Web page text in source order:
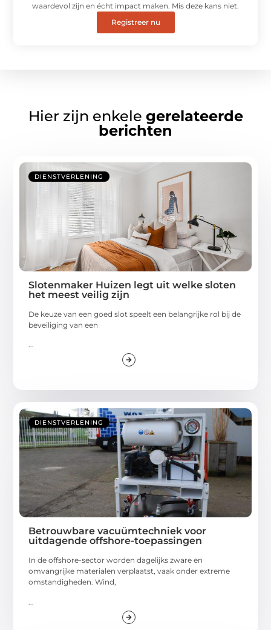
waardevol zijn en écht impact maken. Mis deze kans niet.
Registreer nu
Hier zijn enkele gerelateerde
berichten
DIENSTVERLENING
Slotenmaker Huizen legt uit welke sloten
het meest veilig zijn
De keuze van een goed slot speelt een belangrijke rol bij de
beveiliging van een
...
DIENSTVERLENING
Betrouwbare vacuümtechniek voor
uitdagende offshore-toepassingen
In de offshore-sector worden dagelijks zware en
omvangrijke materialen verplaatst, vaak onder extreme
omstandigheden. Wind,